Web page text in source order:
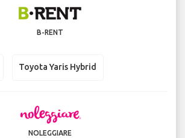
B-RENT
Toyota Yaris Hybrid
NOLEGGIARE